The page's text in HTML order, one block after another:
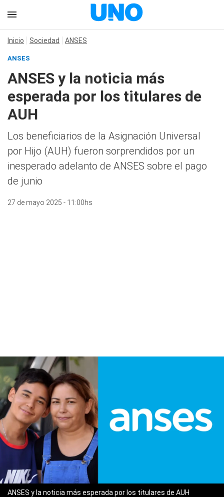
Inicio Sociedad ANSES
ANSES
ANSES y la noticia más
esperada por los titulares de
AUH
Los beneficiarios de la Asignación Universal
por Hijo (AUH) fueron sorprendidos por un
inesperado adelanto de ANSES sobre el pago
de junio
27 de mayo 2025 - 11:00hs
ANSES y la noticia más esperada por los titulares de AUH